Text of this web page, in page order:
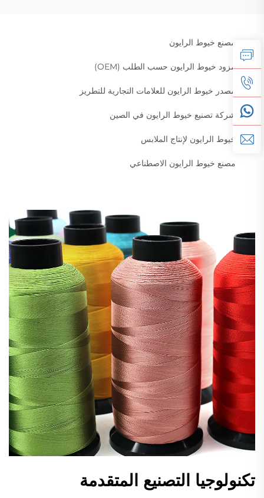
مصنع خيوط الرايون
مزود خيوط الرايون حسب الطلب (OEM)
مصدر خيوط الرايون للعلامات التجارية للتطريز
شركة تصنيع خيوط الرايون في الصين
خيوط الرايون لإنتاج الملابس
مصنع خيوط الرايون الاصطناعي
تكنولوجيا التصنيع المتقدمة